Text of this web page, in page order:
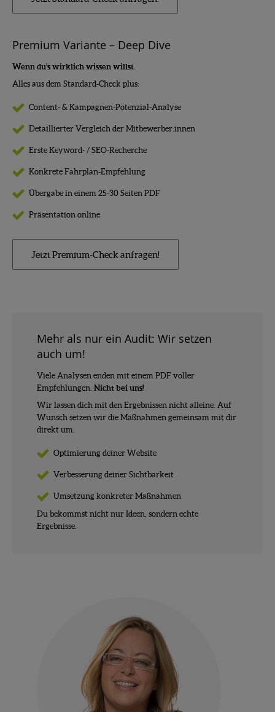
Premium Variante – Deep Dive
Wenn du’s wirklich wissen willst.
Alles aus dem Standard-Check plus:
Content- & Kampagnen-Potenzial-Analyse
Detaillierter Vergleich der Mitbewerber:innen
Erste Keyword- / SEO-Recherche
Konkrete Fahrplan-Empfehlung
Übergabe in einem 25-30 Seiten PDF
Präsentation online
Jetzt Premium-Check anfragen!
Mehr als nur ein Audit: Wir setzen
auch um!
Viele Analysen enden mit einem PDF voller
Empfehlungen. Nicht bei uns!
Wir lassen dich mit den Ergebnissen nicht alleine. Auf
Wunsch setzen wir die Maßnahmen gemeinsam mit dir
direkt um.
Optimierung deiner Website
Verbesserung deiner Sichtbarkeit
Umsetzung konkreter Maßnahmen
Du bekommst nicht nur Ideen, sondern echte
Ergebnisse.